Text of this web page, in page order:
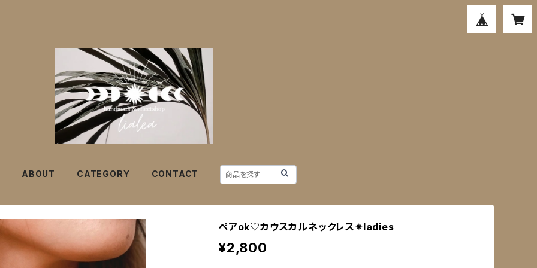
ABOUT CATEGORY CONTACT
ペアok♡カウスカルネックレス✴︎ladies
¥2,800